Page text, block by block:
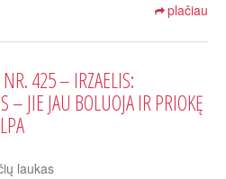
plačiau
425 – IRZAELIS:
– JIE JAU BOLUOJA IR PRIOKĘ
laukas